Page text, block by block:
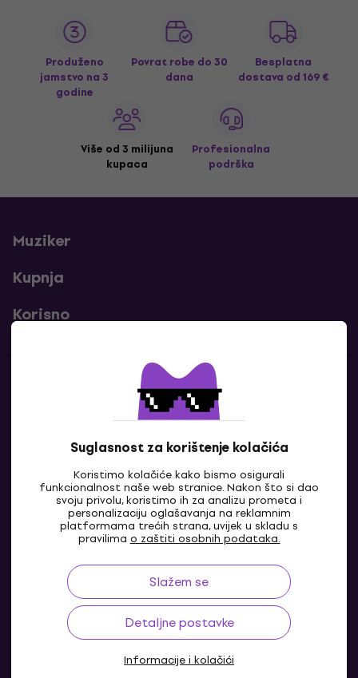
Suglasnost za korištenje kolačića
Koristimo kolačiće kako bismo osigurali
funkcionalnost naše web stranice. Nakon što si dao
svoju privolu, koristimo ih za analizu prometa i
personalizaciju oglašavanja na reklamnim
platformama trećih strana, uvijek u skladu s
pravilima o zaštiti osobnih podataka.
Slažem se
Detaljne postavke
Informacije i kolačići
Produženo
jamstvo na 3
godine
Povrat robe do 30
dana
Besplatna
dostava od 169 €
Više od 3 milijuna
kupaca
Profesionalna
podrška
Muziker
Kupnja
Korisno
Kontakti
Javi nam se
HR